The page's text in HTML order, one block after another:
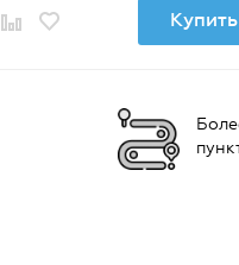
Купить